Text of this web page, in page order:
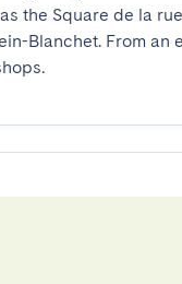
the Square de la
Blanchet. From an